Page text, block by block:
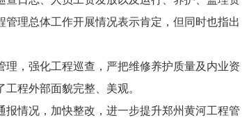
理总体工作开展情况表示肯定，但同时也指出
，强化工程巡查，严把维修养护质量及内业资
程外部面貌完整、美观。
情况，加快整改，进一步提升郑州黄河工程管